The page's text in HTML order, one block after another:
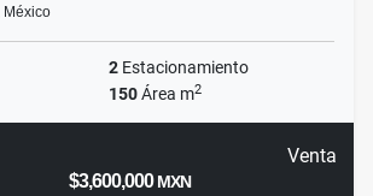
México
2 Estacionamiento
150Área m2
Venta
$3,600,000MXN